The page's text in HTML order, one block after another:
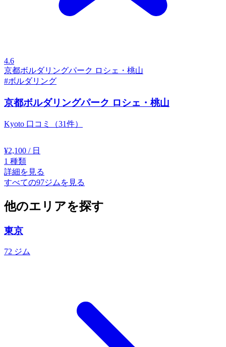
4.6
京都ボルダリングパーク ロシェ・桃山
#ボルダリング
京都ボルダリングパーク ロシェ・桃山
Kyoto 口コミ（31件）
¥2,100 / 日
1 種類
詳細を見る
すべての97ジムを見る
他のエリアを探す
東京
72 ジム